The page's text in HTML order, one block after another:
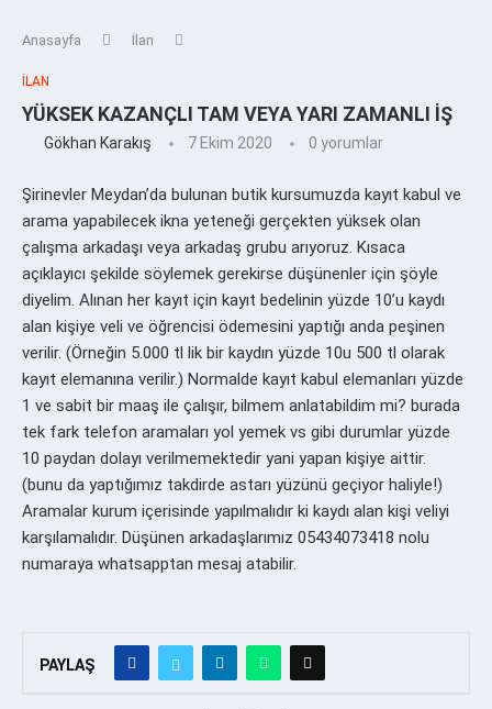
Anasayfa İlan
İLAN
YÜKSEK KAZANÇLI TAM VEYA YARI ZAMANLI İŞ
Gökhan Karakış 7 Ekim 2020 0 yorumlar
Şirinevler Meydan’da bulunan butik kursumuzda kayıt kabul ve
arama yapabilecek ikna yeteneği gerçekten yüksek olan
çalışma arkadaşı veya arkadaş grubu arıyoruz. Kısaca
açıklayıcı şekilde söylemek gerekirse düşünenler için şöyle
diyelim. Alınan her kayıt için kayıt bedelinin yüzde 10’u kaydı
alan kişiye veli ve öğrencisi ödemesini yaptığı anda peşinen
verilir. (Örneğin 5.000 tl lik bir kaydın yüzde 10u 500 tl olarak
kayıt elemanına verilir.) Normalde kayıt kabul elemanları yüzde
1 ve sabit bir maaş ile çalışır, bilmem anlatabildim mi? burada
tek fark telefon aramaları yol yemek vs gibi durumlar yüzde
10 paydan dolayı verilmemektedir yani yapan kişiye aittir.
(bunu da yaptığımız takdirde astarı yüzünü geçiyor haliyle!)
Aramalar kurum içerisinde yapılmalıdır ki kaydı alan kişi veliyi
karşılamalıdır. Düşünen arkadaşlarımız 05434073418 nolu
numaraya whatsapptan mesaj atabilir.
PAYLAŞ